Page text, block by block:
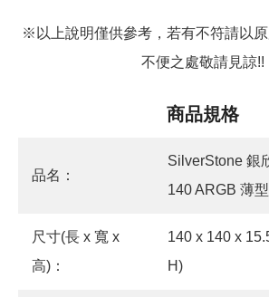
※以上說明僅供參考，若有不符請以原
不便之處敬請見諒!!
商品規格
品名：
SilverStone 銀
140 ARGB 薄
尺寸(長 x 寬 x
高)：
140 x 140 x
H)